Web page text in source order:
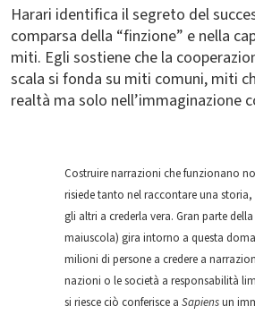
Harari identifica il segreto del
comparsa della “finzione” e nella
miti. Egli sostiene che la
scala si fonda su miti comuni, miti
realtà ma solo nell’immaginazione
Costruire narrazioni che funzionano
risiede tanto nel raccontare una
gli altri a crederla vera. Gran parte
maiuscola) gira intorno a questa
milioni di persone a credere a
nazioni o le società a responsabilità
si riesce ciò conferisce a Sapiensun